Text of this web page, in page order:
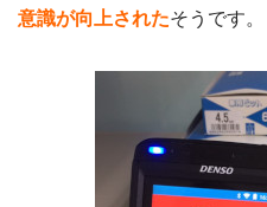
意識が向上されたそうです。